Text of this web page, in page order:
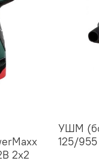
2x2
УШМ
125/